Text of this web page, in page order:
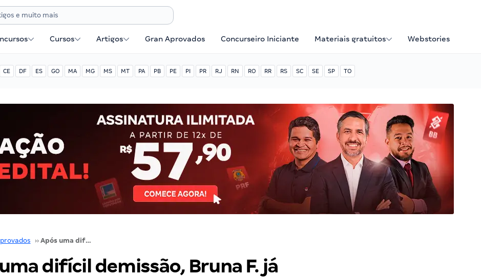
Cursos Artigos Gran Aprovados Concurseiro Iniciante Materiais gratuitos Webstories
CE DF ES GO MA MG MS MT PA PB PE PI PR RJ RN RO RR RS SC SE SP TO
›› Após uma difícil demissão, Bruna F. já conquistou 2 aprovações!
difícil demissão, Bruna F. já